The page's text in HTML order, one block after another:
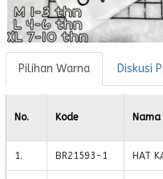
Pilihan Warna Diskusi
No. Kode Nama
1. BR21593-1 HAT